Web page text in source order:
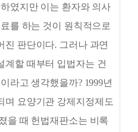
였지만 이는 환자와 의사
를 하는 것이 원칙적으로
진 판단이다. 그러나 과연
계할 때부터 입법자는 건
라고 생각했을까? 1999년
며 요양기관 강제지정제도
을 때 헌법재판소는 비록